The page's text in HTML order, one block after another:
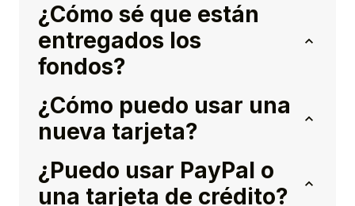
¿Cómo sé que están
entregados los
fondos?
¿Cómo puedo usar una
nueva tarjeta?
¿Puedo usar PayPal o
una tarjeta de crédito?